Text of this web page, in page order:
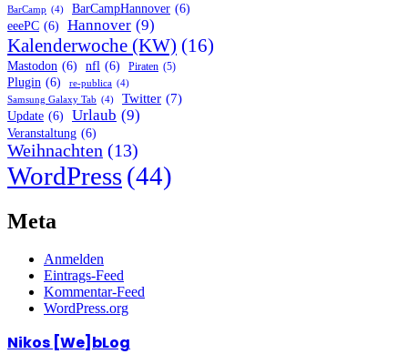
BarCamp (4) BarCampHannover (6)
eeePC (6) Hannover (9)
Kalenderwoche (KW) (16)
Mastodon (6) nfl (6) Piraten (5)
Plugin (6) re-publica (4)
Samsung Galaxy Tab (4) Twitter (7)
Update (6) Urlaub (9)
Veranstaltung (6)
Weihnachten (13)
WordPress(44)
Meta
Anmelden
Eintrags-Feed
Kommentar-Feed
WordPress.org
Nikos [We]bLog